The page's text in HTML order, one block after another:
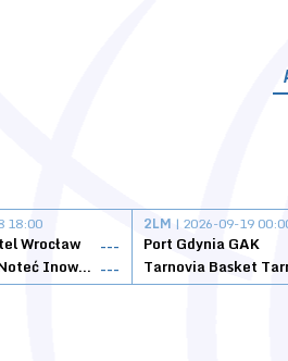
18:00
Wrocław
---
KSK Qemetica Noteć Inowrocław ---
2LM | 2026-09-19
Port Gdynia GAK